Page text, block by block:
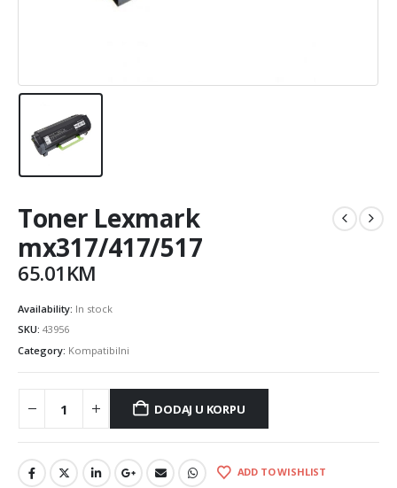
Toner Lexmark
mx317/417/517
65.01KM
Availability: In stock
SKU: 43956
Category: Kompatibilni
DODAJ U KORPU
ADD TO WISHLIST